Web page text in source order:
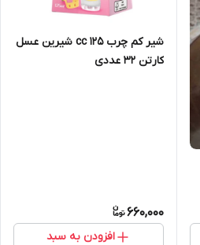
شیر کم چرب 125 cc شیرین عسل
کارتن 32 عددی
660,000
افزودن به سبد